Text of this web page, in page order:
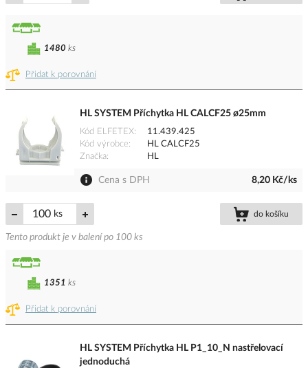
Přidat k porovnání
1480 ks
HL SYSTEM Příchytka HL CALCF25 ø25mm
Kód ELFETEX
11.439.425
Kód výrobce
HL CALCF25
Značka
HL
Cena s DPH 8,20 Kč/ks
ks do košíku
Tento produkt je v balení po 100 ks
Přidat k porovnání
1351 ks
HL SYSTEM Příchytka HL P1_10_N nastřelovací
jednoduchá